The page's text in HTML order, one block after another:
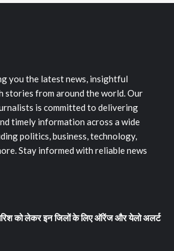
you the latest news, insightful
stories from around the world. Our
is committed to delivering
timely information across a wide
politics, business, technology,
Stay informed with reliable news
को लेकर इन जिलों के लिए ऑरेंज और येलो अलर्ट